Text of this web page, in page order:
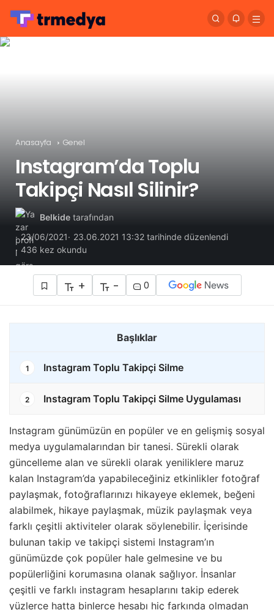
Anasayfa Genel
Instagram’da Toplu
Takipçi Nasıl Silinir?
Belkide tarafından
23/06/2021
23.06.2021 13:32 tarihinde düzenlendi
436 kez okundu
+ - 0
Başlıklar
1 Instagram Toplu Takipçi Silme
2 Instagram Toplu Takipçi Silme Uygulaması
Instagram günümüzün en popüler ve en gelişmiş sosyal
medya uygulamalarından bir tanesi. Sürekli olarak
güncelleme alan ve sürekli olarak yeniliklere maruz
kalan Instagram’da yapabileceğiniz etkinlikler fotoğraf
paylaşmak, fotoğraflarınızı hikayeye eklemek, beğeni
alabilmek, hikaye paylaşmak, müzik paylaşmak veya
farklı çeşitli aktiviteler olarak söylenebilir. İçerisinde
bulunan takip ve takipçi sistemi Instagram’ın
günümüzde çok popüler hale gelmesine ve bu
popülerliğini korumasına olanak sağlıyor. İnsanlar
çeşitli ve farklı instagram hesaplarını takip ederek
yüzlerce hatta binlerce hesabı hiç farkında olmadan